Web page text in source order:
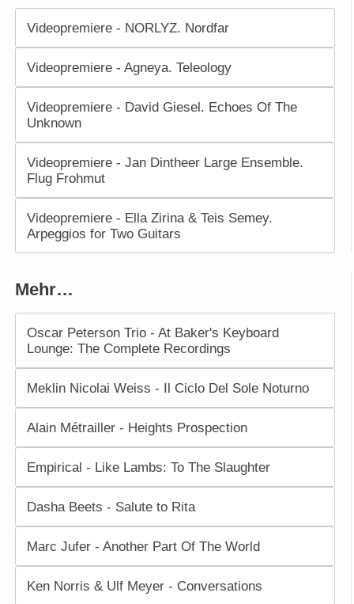
Videopremiere - NORLYZ. Nordfar
Videopremiere - Agneya. Teleology
Videopremiere - David Giesel. Echoes Of The
Unknown
Videopremiere - Jan Dintheer Large Ensemble.
Flug Frohmut
Videopremiere - Ella Zirina & Teis Semey.
Arpeggios for Two Guitars
Mehr…
Oscar Peterson Trio - At Baker's Keyboard
Lounge: The Complete Recordings
Meklin Nicolai Weiss - Il Ciclo Del Sole Noturno
Alain Métrailler - Heights Prospection
Empirical - Like Lambs: To The Slaughter
Dasha Beets - Salute to Rita
Marc Jufer - Another Part Of The World
Ken Norris & Ulf Meyer - Conversations